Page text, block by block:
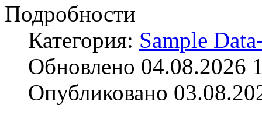
Подробности
Категория: Sample
Обновлено 04.08.2026
Опубликовано